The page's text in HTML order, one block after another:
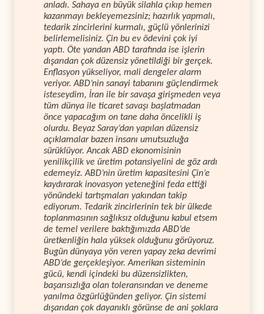
anladı. Sahaya en büyük silahla çıkıp hemen
kazanmayı bekleyemezsiniz; hazırlık yapmalı,
tedarik zincirlerini kurmalı, güçlü yönlerinizi
belirlemelisiniz. Çin bu ev ödevini çok iyi
yaptı. Öte yandan ABD tarafında ise işlerin
dışarıdan çok düzensiz yönetildiği bir gerçek.
Enflasyon yükseliyor, mali dengeler alarm
veriyor. ABD’nin sanayi tabanını güçlendirmek
isteseydim, İran ile bir savaşa girişmeden veya
tüm dünya ile ticaret savaşı başlatmadan
önce yapacağım on tane daha öncelikli iş
olurdu. Beyaz Saray’dan yapılan düzensiz
açıklamalar bazen insanı umutsuzluğa
sürüklüyor. Ancak ABD ekonomisinin
yenilikçilik ve üretim potansiyelini de göz ardı
edemeyiz. ABD’nin üretim kapasitesini Çin’e
kaydırarak inovasyon yeteneğini feda ettiği
yönündeki tartışmaları yakından takip
ediyorum. Tedarik zincirlerinin tek bir ülkede
toplanmasının sağlıksız olduğunu kabul etsem
de temel verilere baktığımızda ABD’de
üretkenliğin hala yüksek olduğunu görüyoruz.
Bugün dünyaya yön veren yapay zeka devrimi
ABD’de gerçekleşiyor. Amerikan sisteminin
gücü, kendi içindeki bu düzensizlikten,
başarısızlığa olan toleransından ve deneme
yanılma özgürlüğünden geliyor. Çin sistemi
dışarıdan çok dayanıklı görünse de ani şoklara